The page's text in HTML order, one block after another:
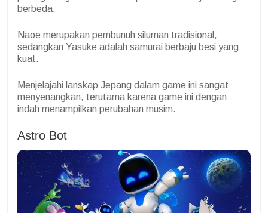
berbeda.
Naoe merupakan pembunuh siluman tradisional,
sedangkan Yasuke adalah samurai berbaju besi yang
kuat.
Menjelajahi lanskap Jepang dalam game ini sangat
menyenangkan, terutama karena game ini dengan
indah menampilkan perubahan musim.
Astro Bot